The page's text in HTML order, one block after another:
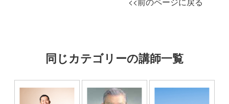
同じカテゴリーの講師一覧